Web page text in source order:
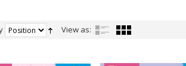
View as: